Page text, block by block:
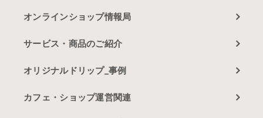
オンラインショップ情報局
サービス・商品のご紹介
オリジナルドリップ_事例
カフェ・ショップ運営関連